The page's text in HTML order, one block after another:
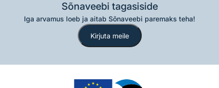
Sõnaveebi tagasiside
Iga arvamus loeb ja aitab Sõnaveebi paremaks teha!
Kirjuta meile